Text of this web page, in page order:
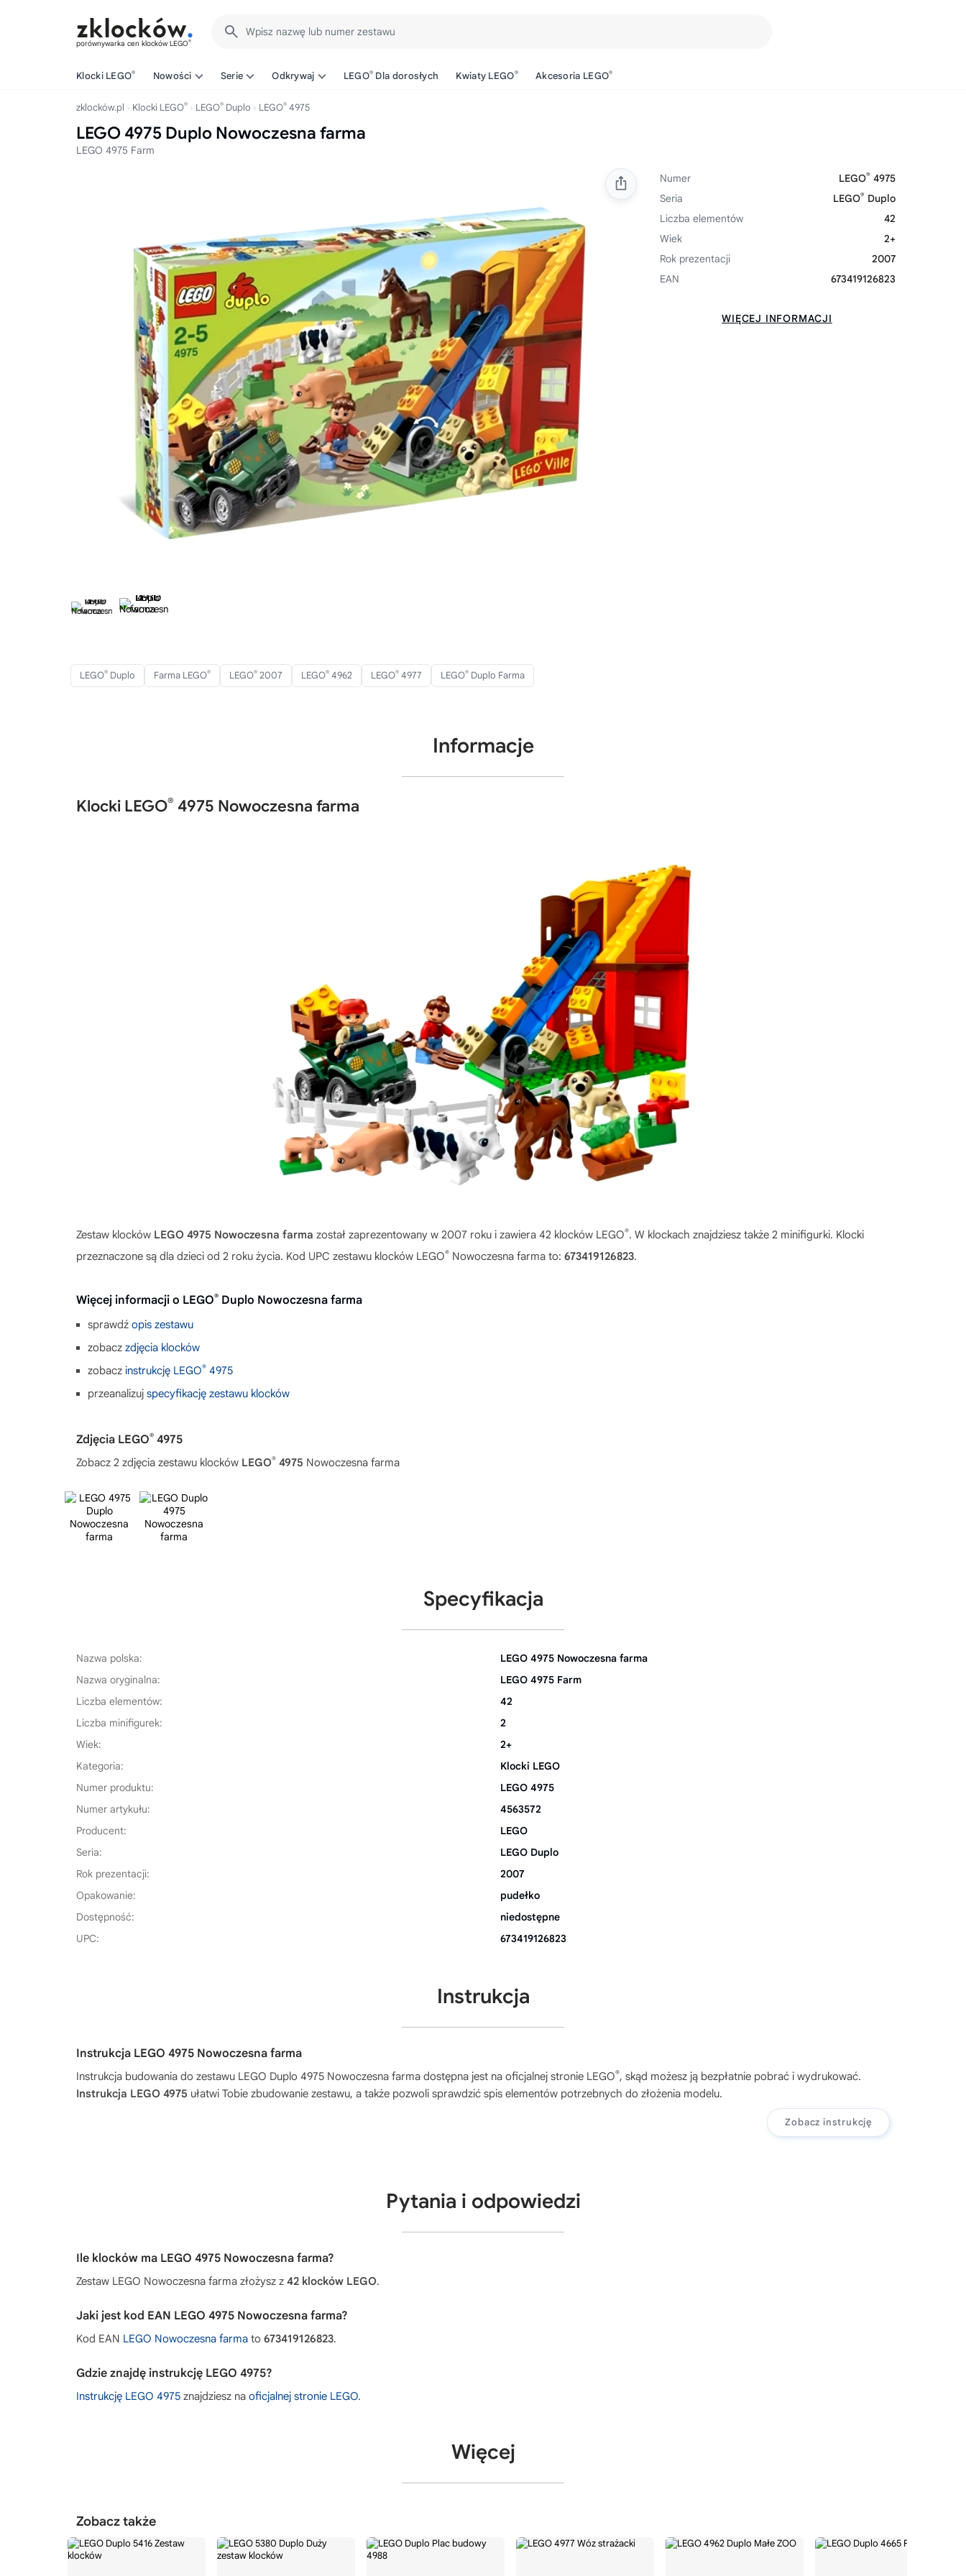
porównywarka cen klocków LEGO®
Wpisz nazwę lub numer zestawu
Klocki LEGO® Nowości Serie Odkrywaj LEGO® Dla dorosłych Kwiaty LEGO® Akcesoria LEGO®
zklocków.pl Klocki LEGO® LEGO® Duplo LEGO® 4975
LEGO 4975 Duplo Nowoczesna farma
LEGO 4975 Farm
Numer LEGO® 4975
Seria
LEGO® Duplo
Liczba elementów
42
Wiek
2+
Rok prezentacji
2007
EAN
673419126823
WIĘCEJ INFORMACJI
LEGO® Duplo Farma LEGO® LEGO® 2007 LEGO® 4962 LEGO® 4977 LEGO® Duplo Farma
Informacje
Klocki LEGO® 4975 Nowoczesna farma
Zestaw klocków LEGO 4975 Nowoczesna farma został zaprezentowany w 2007 roku i zawiera 42 klocków LEGO®. W klockach znajdziesz także 2 minifigurki. Klocki
przeznaczone są dla dzieci od 2 roku życia. Kod UPC zestawu klocków LEGO® Nowoczesna farma to: 673419126823.
Więcej informacji o LEGO® Duplo Nowoczesna farma
sprawdź opis zestawu
zobacz zdjęcia klocków
zobacz instrukcję LEGO® 4975
przeanalizuj specyfikację zestawu klocków
Zdjęcia LEGO® 4975
Zobacz 2 zdjęcia zestawu klocków LEGO® 4975 Nowoczesna farma
Specyfikacja
Nazwa polska:
LEGO 4975 Nowoczesna farma
Nazwa oryginalna:
LEGO 4975 Farm
Liczba elementów:
42
Liczba minifigurek:
2
Wiek:
2+
Kategoria:
Klocki LEGO
Numer produktu:
LEGO 4975
Numer artykułu:
4563572
Producent:
LEGO
Seria:
LEGO Duplo
Rok prezentacji:
2007
Opakowanie:
pudełko
Dostępność:
niedostępne
UPC:
673419126823
Instrukcja
Instrukcja LEGO 4975 Nowoczesna farma
Instrukcja budowania do zestawu LEGO Duplo 4975 Nowoczesna farma dostępna jest na oficjalnej stronie LEGO®, skąd możesz ją bezpłatnie pobrać i wydrukować.
Instrukcja LEGO 4975 ułatwi Tobie zbudowanie zestawu, a także pozwoli sprawdzić spis elementów potrzebnych do złożenia modelu.
Zobacz instrukcję
Pytania i odpowiedzi
Ile klocków ma LEGO 4975 Nowoczesna farma?
Zestaw LEGO Nowoczesna farma złożysz z 42 klocków LEGO.
Jaki jest kod EAN LEGO 4975 Nowoczesna farma?
Kod EAN LEGO Nowoczesna farma to 673419126823.
Gdzie znajdę instrukcję LEGO 4975?
Instrukcję LEGO 4975 znajdziesz na oficjalnej stronie LEGO.
Więcej
Zobacz także